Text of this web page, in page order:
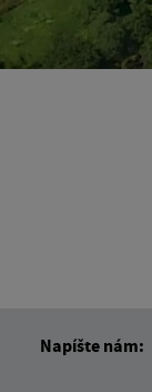
Napíšte nám: